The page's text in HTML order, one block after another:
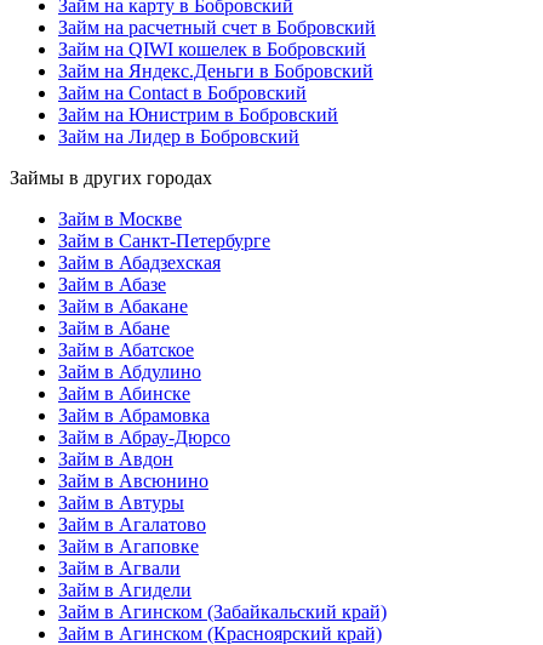
Займ на карту в Бобровский
Займ на расчетный счет в Бобровский
Займ на QIWI кошелек в Бобровский
Займ на Яндекс.Деньги в Бобровский
Займ на Contact в Бобровский
Займ на Юнистрим в Бобровский
Займ на Лидер в Бобровский
Займы в других городах
Займ в Москве
Займ в Санкт-Петербурге
Займ в Абадзехская
Займ в Абазе
Займ в Абакане
Займ в Абане
Займ в Абатское
Займ в Абдулино
Займ в Абинске
Займ в Абрамовка
Займ в Абрау-Дюрсо
Займ в Авдон
Займ в Авсюнино
Займ в Автуры
Займ в Агалатово
Займ в Агаповке
Займ в Агвали
Займ в Агидели
Займ в Агинском (Забайкальский край)
Займ в Агинском (Красноярский край)